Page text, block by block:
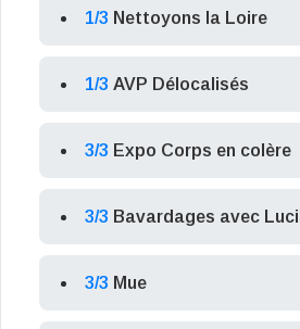
1/3 Nettoyons la Loire
1/3 AVP Délocalisés
3/3 Expo Corps en colère
3/3 Bavardages avec
3/3 Mue